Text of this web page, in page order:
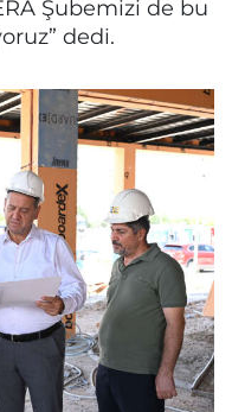
Şubemizi de bu
dedi.